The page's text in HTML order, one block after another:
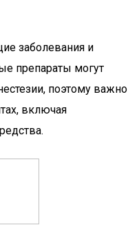
заболевания и
препараты могут
поэтому важно
включая